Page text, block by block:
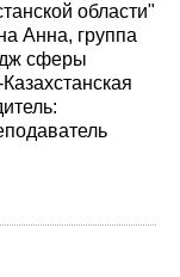
области"
Анна, группа
сферы